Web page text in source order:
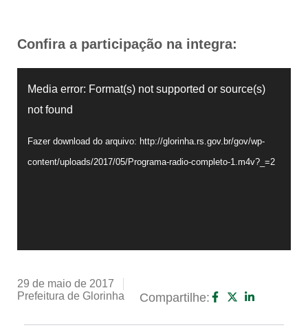
Confira a participação na integra:
Media error: Format(s) not supported or source(s)
not found
Fazer download do arquivo: http://glorinha.rs.gov.br/gov/wp-
content/uploads/2017/05/Programa-radio-completo-1.m4v?_=2
29 de maio de 2017
Prefeitura de Glorinha
Compartilhe: